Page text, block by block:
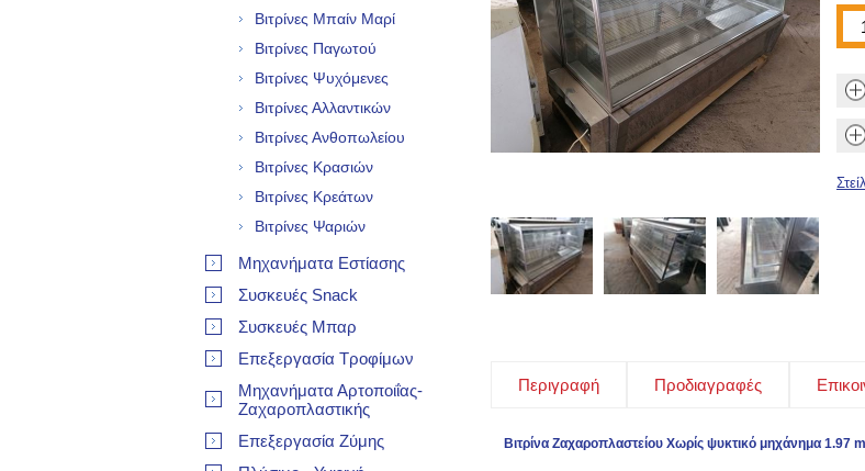
Περιγραφή Προδιαγραφές
Βιτρίνα Ζαχαροπλαστείου Χωρίς ψυκτικό μηχάνημα 1.97
Βιτρίνες Μπαίν Μαρί
Βιτρίνες Παγωτού
Βιτρίνες Ψυχόμενες
Βιτρίνες Αλλαντικών
Βιτρίνες Ανθοπωλείου
Βιτρίνες Κρασιών
Βιτρίνες Κρεάτων
Βιτρίνες Ψαριών
Μηχανήματα Εστίασης
Συσκευές Snack
Συσκευές Μπαρ
Επεξεργασία Τροφίμων
Μηχανήματα Αρτοποιΐας-
Ζαχαροπλαστικής
Επεξεργασία Ζύμης